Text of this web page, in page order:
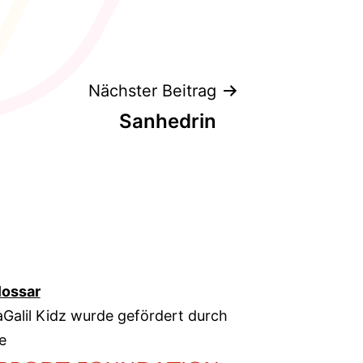
Nächster Beitrag
Sanhedrin
Kidz wurde gefördert durch